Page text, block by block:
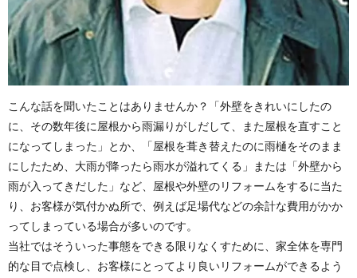
こんな話を聞いたことはありませんか？「外壁をきれいにしたの
に、その数年後に屋根から雨漏りがしだして、また屋根を直すこと
になってしまった」とか、「屋根を葺き替えたのに雨樋をそのまま
にしたため、大雨が降ったら雨水が溢れてくる」または「外壁から
雨が入ってきだした」など、屋根や外壁のリフォームをするに当た
り、お客様が気付かぬ所で、例えば足場代などの余計な費用がかか
ってしまっている場合が多いのです。
当社ではそういった事態をできる限りなくすために、家全体を専門
的な目で点検し、お客様にとってより良いリフォームができるよう